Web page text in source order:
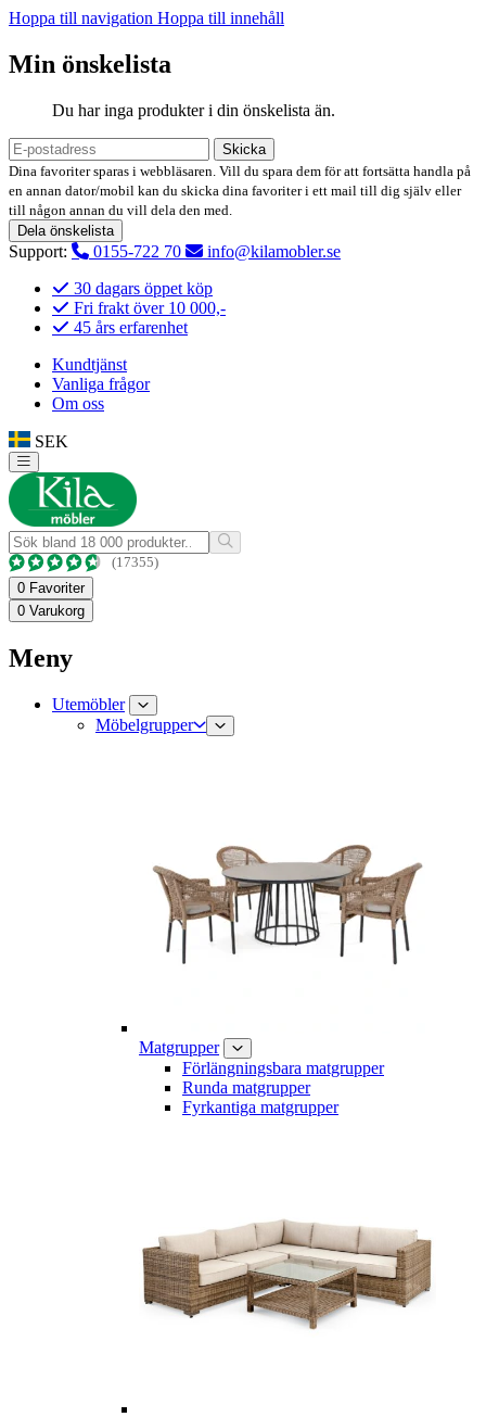
Hoppa till navigation Hoppa till innehåll
Min önskelista
Du har inga produkter i din önskelista än.
Skicka
Dina favoriter sparas i webbläsaren. Vill du spara dem för att fortsätta handla på
en annan dator/mobil kan du skicka dina favoriter i ett mail till dig själv eller
till någon annan du vill dela den med.
Dela önskelista
Support: 0155-722 70
info@kilamobler.se
30 dagars öppet köp
Fri frakt över 10 000,-
45 års erfarenhet
Kundtjänst
Vanliga frågor
Om oss
SEK
(17355)
0 Favoriter
0 Varukorg
Meny
Utemöbler
Möbelgrupper
Matgrupper
Förlängningsbara matgrupper
Runda matgrupper
Fyrkantiga matgrupper